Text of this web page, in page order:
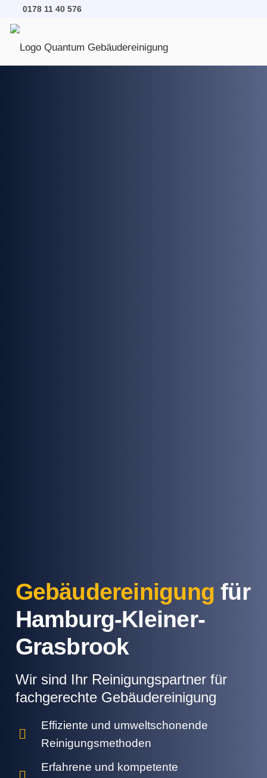
0178 11 40 576
Gebäudereinigung für
Hamburg-Kleiner-
Grasbrook
Wir sind Ihr Reinigungspartner für
fachgerechte Gebäudereinigung
Effiziente und umweltschonende
Reinigungsmethoden
Erfahrene und kompetente